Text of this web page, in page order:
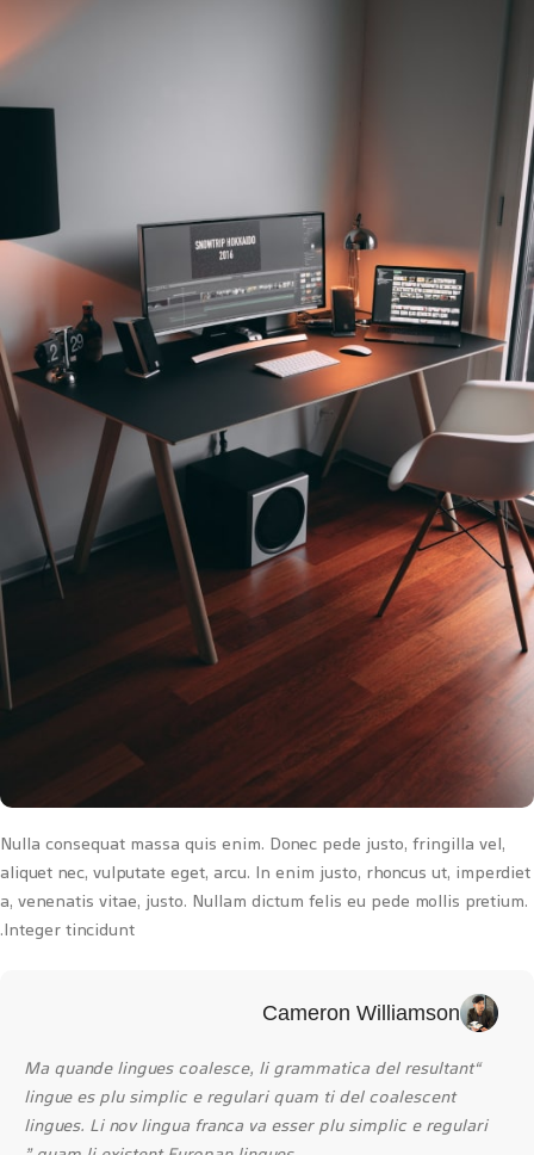
Nulla consequat massa quis enim. Donec pede justo, fringilla vel,
aliquet nec, vulputate eget, arcu. In enim justo, rhoncus ut, imperdiet
a, venenatis vitae, justo. Nullam dictum felis eu pede mollis pretium.
Integer tincidunt.
Cameron Williamson
“Ma quande lingues coalesce, li grammatica del resultant
lingue es plu simplic e regulari quam ti del coalescent
lingues. Li nov lingua franca va esser plu simplic e regulari